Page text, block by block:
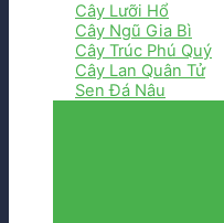
Cây Lưỡi Hổ
Cây Ngũ Gia Bì
Cây Trúc Phú Quý
Cây Lan Quân Tử
Sen Đá Nâu